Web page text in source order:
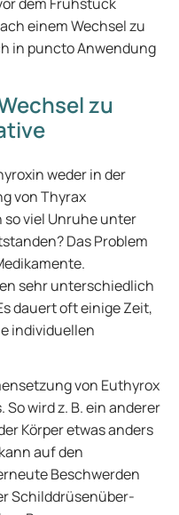
einem Wechsel zu
in puncto Anwendung
zu
weder in der
von Thyrax
viel Unruhe unter
Das Problem
sehr unterschiedlich
dauert oft einige Zeit,
individuellen
von Euthyrox
wird z. B. ein anderer
Körper etwas anders
auf den
Beschwerden
Schilddrüsenüber-